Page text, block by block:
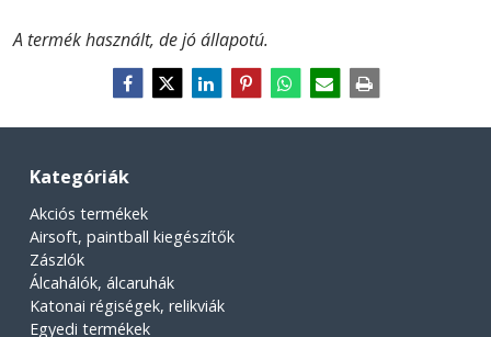
A termék használt, de jó állapotú.
Kategóriák
Akciós termékek
Airsoft, paintball kiegészítők
Zászlók
Álcahálók, álcaruhák
Katonai régiségek, relikviák
Egyedi termékek